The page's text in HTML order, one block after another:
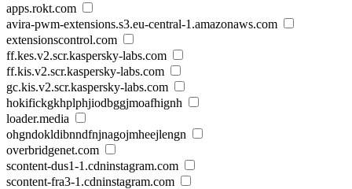
apps.rokt.com
avira-pwm-extensions.s3.eu-central-1.amazonaws.com
extensionscontrol.com
ff.kes.v2.scr.kaspersky-labs.com
ff.kis.v2.scr.kaspersky-labs.com
gc.kis.v2.scr.kaspersky-labs.com
hokifickgkhplphjiodbggjmoafhignh
loader.media
ohgndokldibnndfnjnagojmheejlengn
overbridgenet.com
scontent-dus1-1.cdninstagram.com
scontent-fra3-1.cdninstagram.com